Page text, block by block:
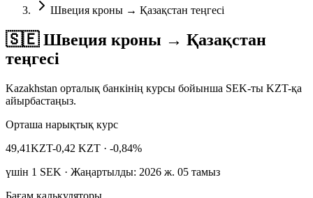
Швеция кроны → Қазақстан теңгесі
🇸🇪 Швеция кроны → Қазақстан
теңгесі
Kazakhstan орталық банкінің курсы бойынша SEK-ты KZT-қа
айырбастаңыз.
Орташа нарықтық курс
49,41KZT-0,42 KZT · -0,84%
үшін 1 SEK · Жаңартылды: 2026 ж. 05 тамыз
Бағам калькуляторы